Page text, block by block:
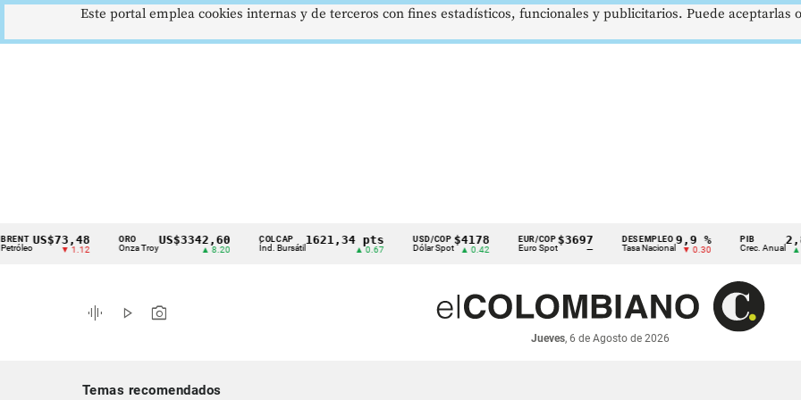
Cintillo
indicadores
económicos
US$73,48
▼ 1.12
ORO
Onza Troy
US$3342,60 COLCAP
Índ. Bursátil
1621,34 pts USD/COP
Dólar Spot
$4178
▲ 0.42
EUR/COP
Euro Spot
$3697
—
DESEMPLEO
Tasa Nacional
9,9 %
▼ 0.30
PIB
Crec. Anual
2,8 %
▲ 0.10
graphic_eq play_arrow photo_camera
Jueves, 6 de Agosto de 2026
Temas recomendados
Este portal emplea cookies internas y de terceros con fines estadísticos, funcionales y publicitarios. Puede aceptarlas